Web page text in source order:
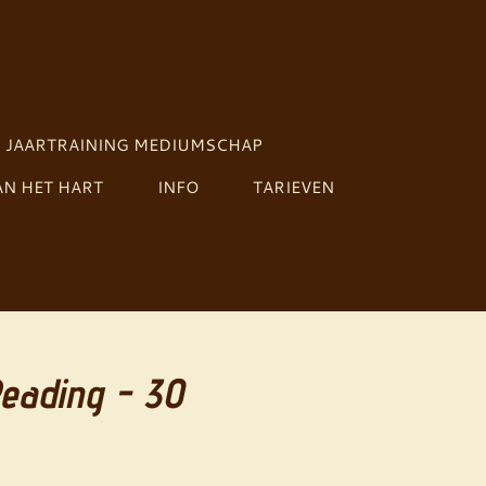
JAARTRAINING MEDIUMSCHAP
HET HART
INFO TARIEVEN
- 30